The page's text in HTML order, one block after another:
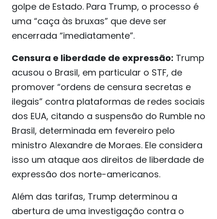
golpe de Estado. Para Trump, o processo é
uma “caça às bruxas” que deve ser
encerrada “imediatamente”.
Censura e liberdade de expressão: Trump
acusou o Brasil, em particular o STF, de
promover “ordens de censura secretas e
ilegais” contra plataformas de redes sociais
dos EUA, citando a suspensão do Rumble no
Brasil, determinada em fevereiro pelo
ministro Alexandre de Moraes. Ele considera
isso um ataque aos direitos de liberdade de
expressão dos norte-americanos.
Além das tarifas, Trump determinou a
abertura de uma investigação contra o